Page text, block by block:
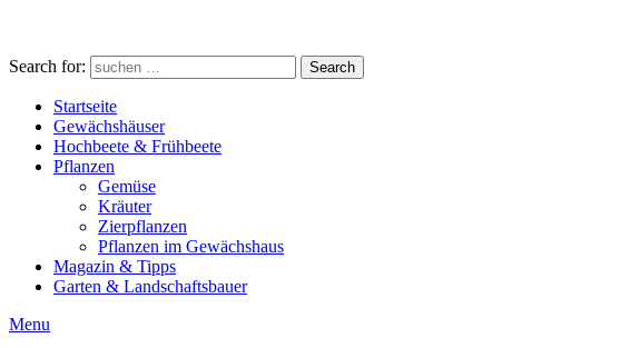
Search for: Search
Startseite
Gewächshäuser
Hochbeete & Frühbeete
Pflanzen
Gemüse
Kräuter
Zierpflanzen
Pflanzen im Gewächshaus
Magazin & Tipps
Garten & Landschaftsbauer
Menu